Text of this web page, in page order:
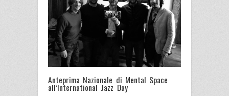
Anteprima Nazionale di Mental Space
all’International Jazz Day